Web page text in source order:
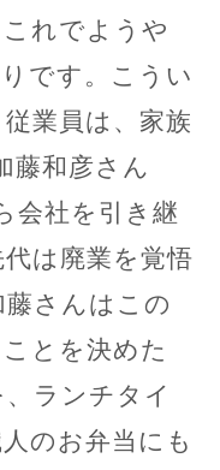
れでようや
です。こうい
業員は、家族
藤和彦さん
会社を引き継
は廃業を覚悟
さんはこの
とを決めた
ランチタイ
のお弁当にも